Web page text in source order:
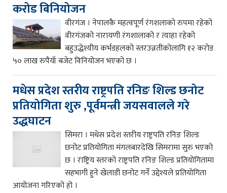
करोड बिनियोजन
वीरगंज । नेपालकै महत्वपूर्ण रंगशलाको रुपमा रहेको
वीरगंजको नारायणी रंगशालाको र त्याहा रहेको
बहुउद्धेश्यीय कर्भडहलको स्तरउन्नतीकोलागि १२ करोड
५० लाख रुपैयाँ बजेट विनियोजन भएको छ ।
मधेस प्रदेश स्तरीय राष्ट्रपति रनिङ शिल्ड छनोट
प्रतियोगिता शुरु ,पूर्वमन्त्री जयसवालले गरे
उद्धघाटन
सिमरा । मधेस प्रदेश स्तरीय राष्ट्रपति रनिङ शिल्ड
छनोट प्रतियोगिता मंगलबारदेखि सिमरामा सुरु भएको
छ । राष्ट्रिय स्तरको राष्ट्रपति रनिङ शिल्ड प्रतियोगितामा
सहभागी हुने खेलाडी छनोट गर्ने उद्देश्यले प्रतियोगिता
आयोजना गरिएको हो ।